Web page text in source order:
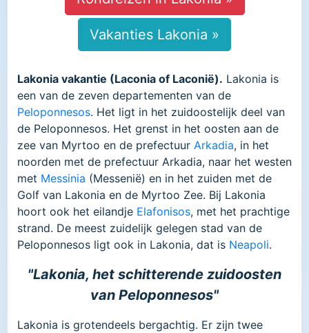
Vakanties Lakonia »
Lakonia vakantie (Laconia of Laconië). Lakonia is
een van de zeven departementen van de
Peloponnesos. Het ligt in het zuidoostelijk deel van
de Peloponnesos. Het grenst in het oosten aan de
zee van Myrtoo en de prefectuur Arkadia, in het
noorden met de prefectuur Arkadia, naar het westen
met Messinia (Messenië) en in het zuiden met de
Golf van Lakonia en de Myrtoo Zee. Bij Lakonia
hoort ook het eilandje Elafonisos, met het prachtige
strand. De meest zuidelijk gelegen stad van de
Peloponnesos ligt ook in Lakonia, dat is Neapoli.
"Lakonia, het schitterende zuidoosten
van Peloponnesos"
Lakonia is grotendeels bergachtig. Er zijn twee